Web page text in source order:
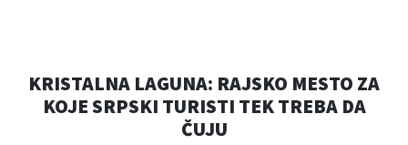
KRISTALNA LAGUNA: RAJSKO MESTO ZA
KOJE SRPSKI TURISTI TEK TREBA DA
ČUJU